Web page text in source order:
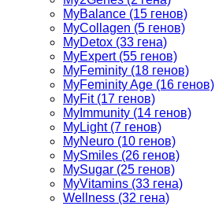
MyBalance (15 генов)
MyCollagen (5 генов)
MyDetox (33 гена)
MyExpert (55 генов)
MyFeminity (18 генов)
MyFeminity Age (16 генов)
MyFit (17 генов)
MyImmunity (14 генов)
MyLight (7 генов)
MyNeuro (10 генов)
MySmiles (26 генов)
MySugar (25 генов)
MyVitamins (33 гена)
Wellness (32 гена)